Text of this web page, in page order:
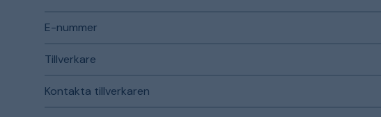
E-nummer
Tillverkare
Kontakta tillverkaren